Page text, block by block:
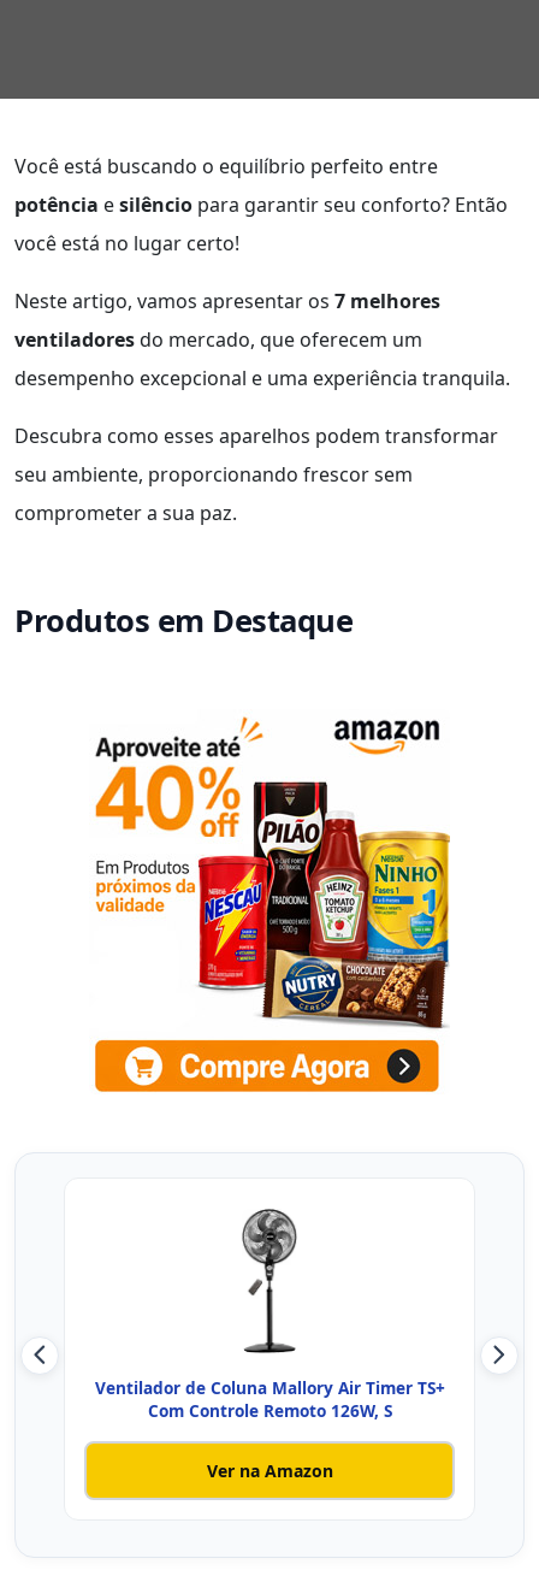
Você está buscando o equilíbrio perfeito entre
potência esilêncio para garantir seu conforto? Então
você está no lugar certo!
Neste artigo, vamos apresentar os 7 melhores
ventiladoresdo mercado, que oferecem um
desempenho excepcional e uma experiência tranquila.
Descubra como esses aparelhos podem transformar
seu ambiente, proporcionando frescor sem
comprometer a sua paz.
Produtos em Destaque
Ventilador de Coluna Mallory Air Timer TS+
Com Controle Remoto 126W, S
Ver na Amazon